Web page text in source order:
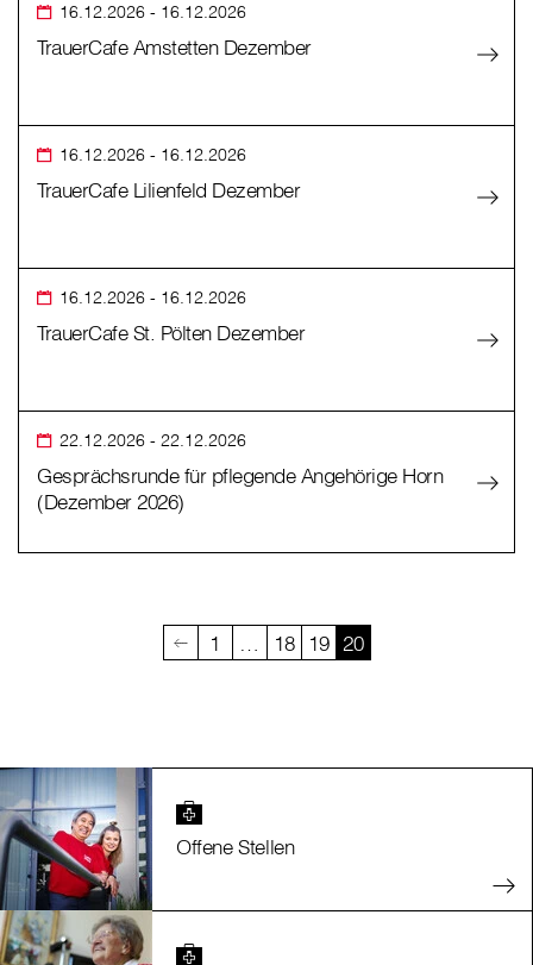
16.12.2026 - 16.12.2026
TrauerCafe Amstetten Dezember
16.12.2026 - 16.12.2026
TrauerCafe Lilienfeld Dezember
16.12.2026 - 16.12.2026
TrauerCafe St. Pölten Dezember
22.12.2026 - 22.12.2026
Gesprächsrunde für pflegende Angehörige Horn
(Dezember 2026)
1 … 18 19 20
Offene Stellen